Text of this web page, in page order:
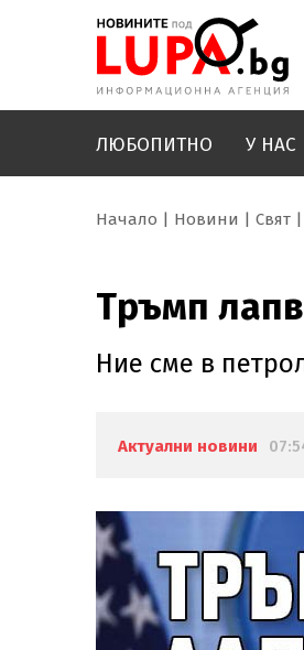
ЛЮБОПИТНО У НАС
Начало Новини Свят
Тръмп
Ние сме в
Актуални новини